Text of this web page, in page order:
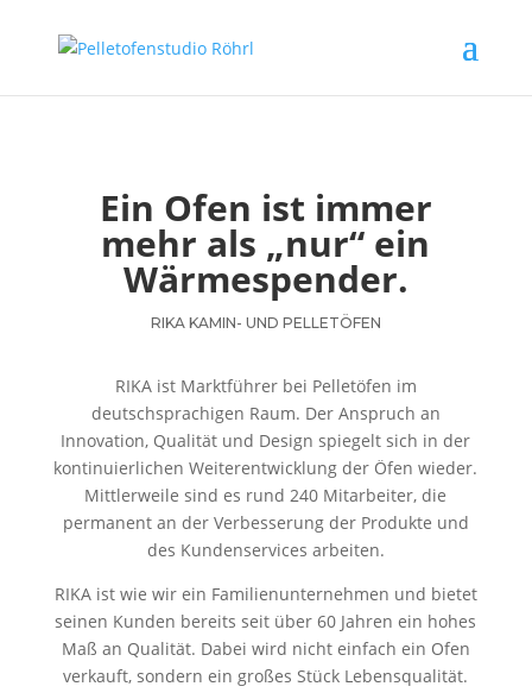
Ein Ofen ist immer
mehr als „nur“ ein
Wärmespender.
RIKA KAMIN- UND PELLETÖFEN
RIKA ist Marktführer bei Pelletöfen im
deutschsprachigen Raum. Der Anspruch an
Innovation, Qualität und Design spiegelt sich in der
kontinuierlichen Weiterentwicklung der Öfen wieder.
Mittlerweile sind es rund 240 Mitarbeiter, die
permanent an der Verbesserung der Produkte und
des Kundenservices arbeiten.
RIKA ist wie wir ein Familienunternehmen und bietet
seinen Kunden bereits seit über 60 Jahren ein hohes
Maß an Qualität. Dabei wird nicht einfach ein Ofen
verkauft, sondern ein großes Stück Lebensqualität.